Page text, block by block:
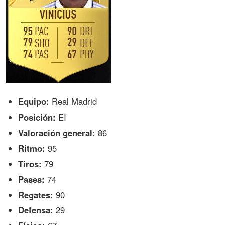
Equipo: Real Madrid
Posición: EI
Valoración general: 86
Ritmo: 95
Tiros: 79
Pases: 74
Regates: 90
Defensa: 29